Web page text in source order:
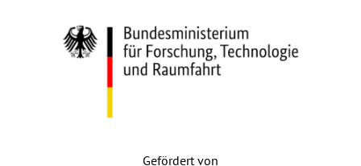
Gefördert von